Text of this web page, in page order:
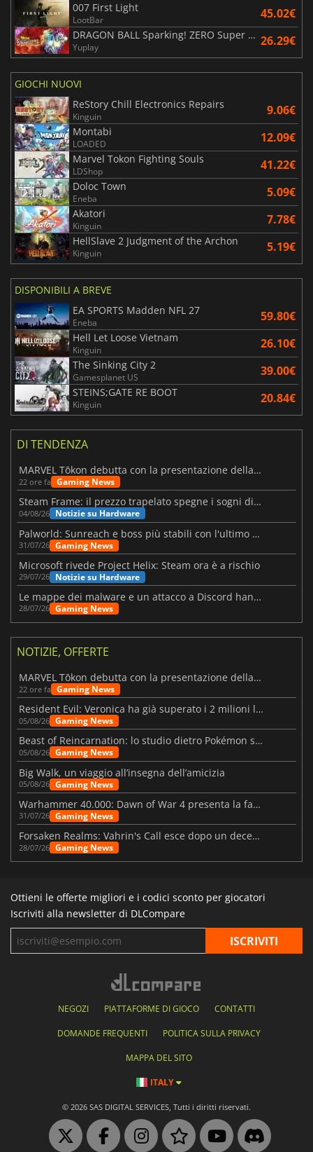
007 First Light
LootBar 45.02€
DRAGON BALL Sparking! ZERO Super Limit Breaking NEO
Yuplay 26.29€
GIOCHI NUOVI
ReStory Chill Electronics Repairs
Kinguin 9.06€
Montabi
LOADED 12.09€
Marvel Tokon Fighting Souls
LDShop 41.22€
Doloc Town
Eneba 5.09€
Akatori
Kinguin 7.78€
HellSlave 2 Judgment of the Archon
Kinguin 5.19€
DISPONIBILI A BREVE
EA SPORTS Madden NFL 27
Eneba 59.80€
Hell Let Loose Vietnam
Kinguin 26.10€
The Sinking City 2
Gamesplanet US 39.00€
STEINS;GATE RE BOOT
Kinguin 20.84€
DI TENDENZA
MARVEL Tōkon debutta con la presentazione della roadmap per il primo anno
22 ore fa Gaming News
Steam Frame: il prezzo trapelato spegne i sogni di un VR economico
04/08/26 Notizie su Hardware
Palworld: Sunreach e boss più stabili con l'ultimo update
31/07/26 Gaming News
Microsoft rivede Project Helix: Steam ora è a rischio
29/07/26 Notizie su Hardware
Le mappe dei malware e un attacco a Discord hanno colpito Meccha Chameleon
28/07/26 Gaming News
NOTIZIE, OFFERTE
MARVEL Tōkon debutta con la presentazione della roadmap per il primo anno
22 ore fa Gaming News
Resident Evil: Veronica ha già superato i 2 milioni liste dei desideri
05/08/26 Gaming News
Beast of Reincarnation: lo studio dietro Pokémon su una nuova strada
05/08/26 Gaming News
Big Walk, un viaggio all’insegna dell’amicizia
05/08/26 Gaming News
Warhammer 40.000: Dawn of War 4 presenta la fazione dei Necron
31/07/26 Gaming News
Forsaken Realms: Vahrin's Call esce dopo un decennio di sviluppo
28/07/26 Gaming News
Ottieni le offerte migliori e i codici sconto per giocatori
Iscriviti alla newsletter di DLCompare
NEGOZI PIATTAFORME DI GIOCO CONTATTI
DOMANDE FREQUENTI POLITICA SULLA PRIVACY
MAPPA DEL SITO
ITALY
© 2026 SAS DIGITAL SERVICES, Tutti i diritti riservati.